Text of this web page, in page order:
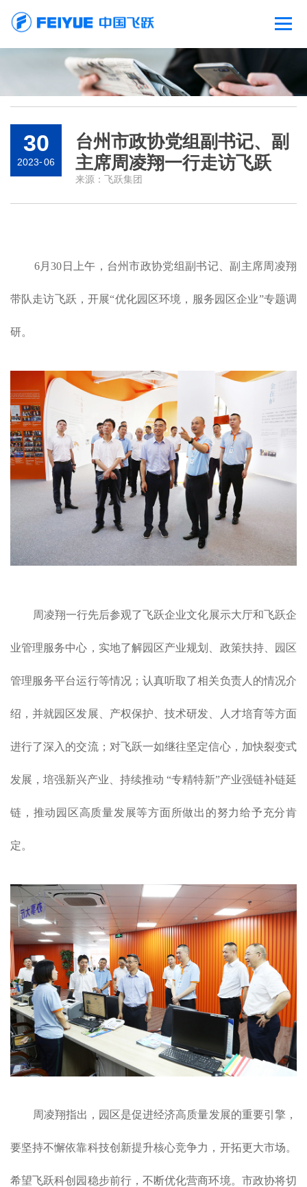
30
2023-06
台州市政协党组副书记、副
主席周凌翔一行走访飞跃
来源： 飞跃集团
6月30日上午，台州市政协党组副书记、副主席周凌翔
带队走访飞跃，开展“优化园区环境，服务园区企业”专题调
研。
周凌翔一行先后参观了飞跃企业文化展示大厅和飞跃企
业管理服务中心，实地了解园区产业规划、政策扶持、园区
管理服务平台运行等情况；认真听取了相关负责人的情况介
绍，并就园区发展、产权保护、技术研发、人才培育等方面
进行了深入的交流；对飞跃一如继往坚定信心，加快裂变式
发展，培强新兴产业、持续推动 “专精特新”产业强链补链延
链，推动园区高质量发展等方面所做出的努力给予充分肯
定。
周凌翔指出，园区是促进经济高质量发展的重要引擎，
要坚持不懈依靠科技创新提升核心竞争力，开拓更大市场。
希望飞跃科创园稳步前行，不断优化营商环境。市政协将切